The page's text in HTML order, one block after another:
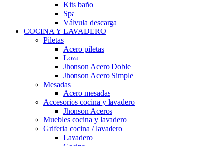
Kits baño
Spa
Válvula descarga
COCINA Y LAVADERO
Piletas
Acero piletas
Loza
Jhonson Acero Doble
Jhonson Acero Simple
Mesadas
Acero mesadas
Accesorios cocina y lavadero
Jhonson Aceros
Muebles cocina y lavadero
Griferia cocina / lavadero
Lavadero